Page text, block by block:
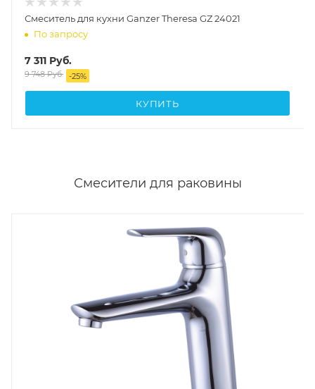
Смеситель для кухни Ganzer Theresa GZ 24021
По запросу
7 311 Руб.
9 748Руб. -25%
КУПИТЬ
Смесители для раковины